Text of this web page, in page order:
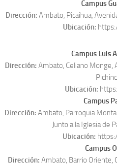
Campus
Dirección: Ambato, Picaihua,
Ubicación:
Campus Luis
Dirección: Ambato, Celiano Monge,
Ubicación:
Campus
Dirección: Ambato, Parroquia
Junto a la Iglesia de
Ubicación:
Campus
Dirección: Ambato, Barrio Oriente,